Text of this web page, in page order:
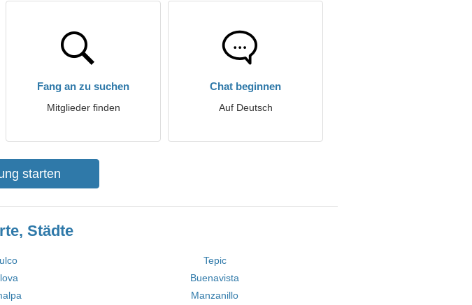
Fang an zu suchen
Mitglieder finden
Chat beginnen
Auf Deutsch
starten
Städte
Tepic
Buenavista
Manzanillo